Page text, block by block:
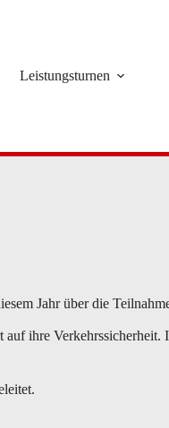
Leistungsturnen
Jahr über die
ihre Verkehrssicherheit.